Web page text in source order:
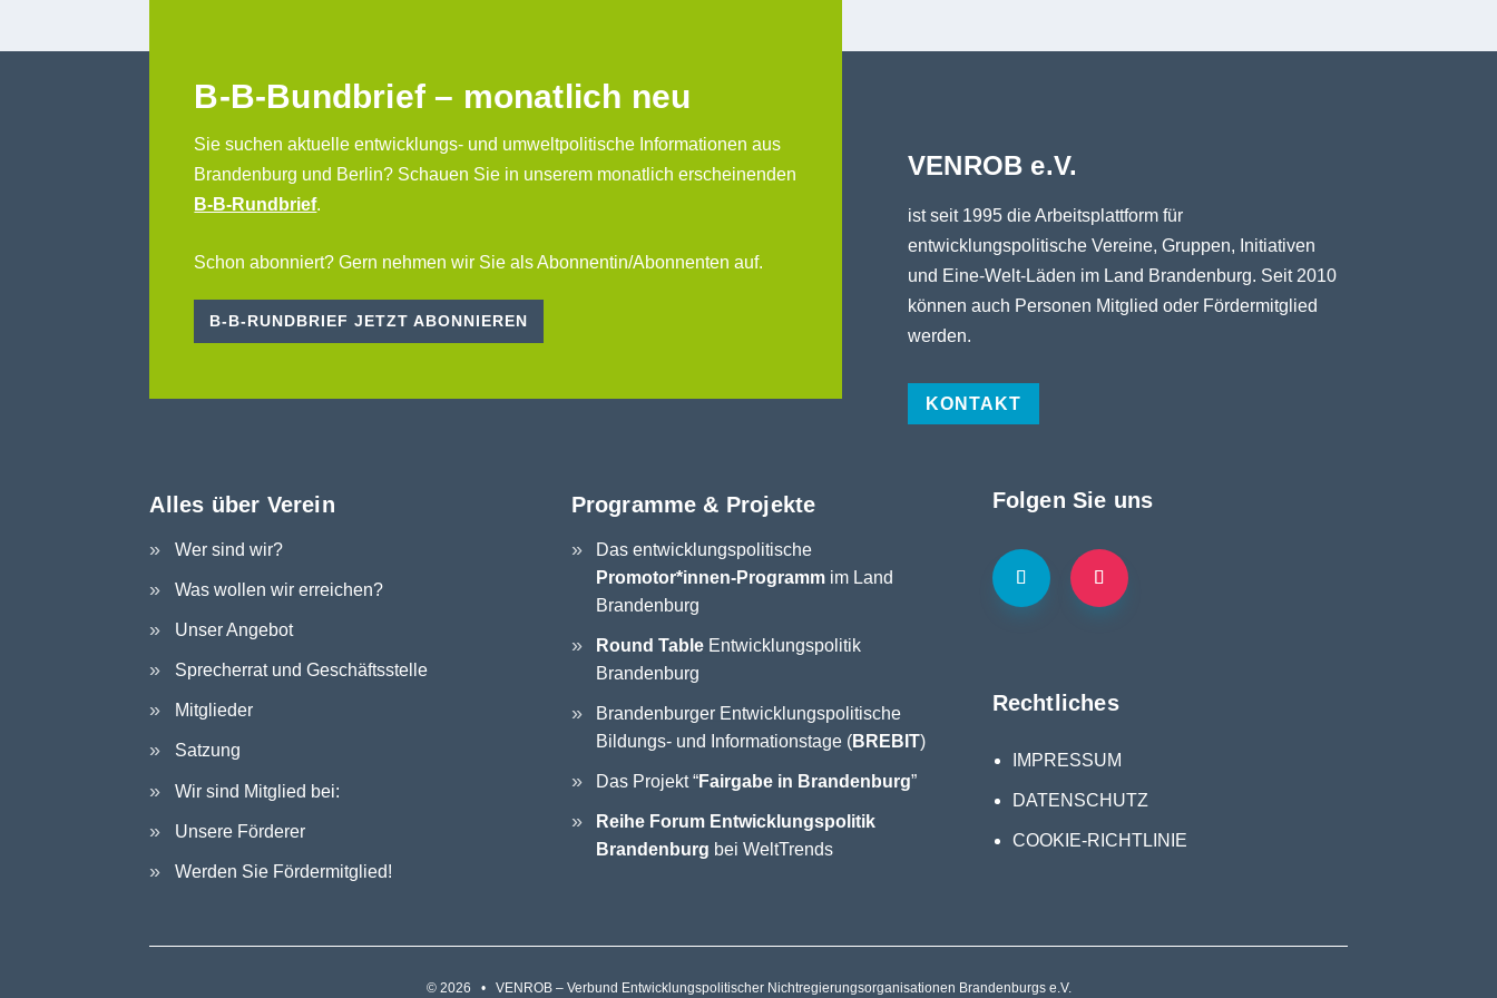
B-B-Bundbrief – monatlich neu
Sie suchen aktuelle entwicklungs- und umweltpolitische Informationen aus
Brandenburg und Berlin? Schauen Sie in unserem monatlich erscheinenden
B-B-Rundbrief.
Schon abonniert? Gern nehmen wir Sie als Abonnentin/Abonnenten auf.
B-B-RUNDBRIEF JETZT ABONNIEREN
VENROB e.V.
ist seit 1995 die Arbeitsplattform für
entwicklungspolitische Vereine, Gruppen, Initiativen
und Eine-Welt-Läden im Land Brandenburg. Seit 2010
können auch Personen Mitglied oder Fördermitglied
werden.
KONTAKT
Alles über Verein
Wer sind wir?
Was wollen wir erreichen?
Unser Angebot
Sprecherrat und Geschäftsstelle
Mitglieder
Satzung
Wir sind Mitglied bei:
Unsere Förderer
Werden Sie Fördermitglied!
Programme & Projekte
Das entwicklungspolitische
Promotor*innen-Programmim Land
Brandenburg
Round TableEntwicklungspolitik
Brandenburg
Brandenburger Entwicklungspolitische
Bildungs- und Informationstage (BREBIT)
Das Projekt “Fairgabe in Brandenburg”
Reihe Forum Entwicklungspolitik
Brandenburg bei WeltTrends
Folgen Sie uns
Rechtliches
IMPRESSUM
DATENSCHUTZ
COOKIE-RICHTLINIE
© 2026 • VENROB – Verbund Entwicklungspolitischer Nichtregierungsorganisationen Brandenburgs e.V.